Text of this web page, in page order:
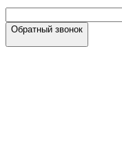
Обратный звонок